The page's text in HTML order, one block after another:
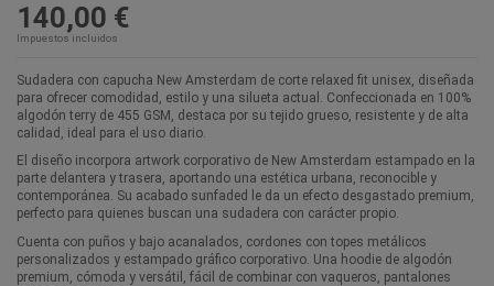
140,00 €
Impuestos incluidos
Sudadera con capucha New Amsterdam de corte relaxed fit unisex, diseñada
para ofrecer comodidad, estilo y una silueta actual. Confeccionada en 100%
algodón terry de 455 GSM, destaca por su tejido grueso, resistente y de alta
calidad, ideal para el uso diario.
El diseño incorpora artwork corporativo de New Amsterdam estampado en la
parte delantera y trasera, aportando una estética urbana, reconocible y
contemporánea. Su acabado sunfaded le da un efecto desgastado premium,
perfecto para quienes buscan una sudadera con carácter propio.
Cuenta con puños y bajo acanalados, cordones con topes metálicos
personalizados y estampado gráfico corporativo. Una hoodie de algodón
premium, cómoda y versátil, fácil de combinar con vaqueros, pantalones